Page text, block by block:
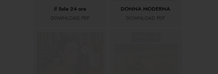
Il Sole 24 ore
DOWNLOAD PDF
DONNA MODERNA
DOWNLOAD PDF